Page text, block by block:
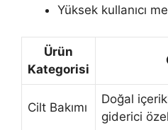
Yüksek kullanıcı
Ürün
Kategorisi
Cilt Bakımı
Doğal
giderici